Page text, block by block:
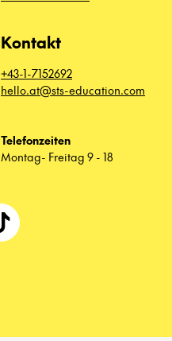
Kontakt
+43-1-7152692
hello.at@sts-education.com
Telefonzeiten
Montag- Freitag 9 - 18